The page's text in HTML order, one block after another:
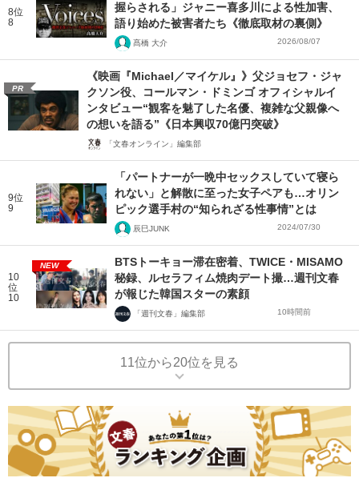
8位
8
握らされる」ジャニー喜多川による性加害、
語り始めた被害者たち《徹底取材の裏側》
髙橋 大介 2026/08/07
PR
《映画『Michael／マイケル』》父ジョセフ・ジャ
クソン役、コールマン・ドミンゴ オフィシャルイ
ンタビュー“観客を魅了した名優、複雑な父親像へ
の想いを語る”《日本興収70億円突破》
「文春オンライン」編集部
9位
9
「パートナーが一晩中セックスしていて寝ら
れない」と解散に至った女子ペアも…オリン
ピック選手村の“知られざる性事情”とは
辰巳JUNK 2024/07/30
10
位
10
NEW
BTSトーキョー滞在密着、TWICE・MISAMO
秘録、ルセラフィム焼肉デート撮…週刊文春
が報じた韓国スターの素顔
「週刊文春」編集部 10時間前
11位から20位を見る